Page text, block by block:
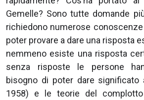
Gemelle? Sono tutte domande
richiedono numerose
poter provare a dare una risposta
nemmeno esiste una risposta
senza risposte le persone
bisogno di poter dare significato
1958) e le teorie del